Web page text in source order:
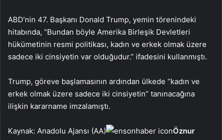
ABD’nin 47. Başkanı Donald Trump, yemin törenindeki
hitabında, “Bundan böyle Amerika Birleşik Devletleri
hükümetinin resmi politikası, kadın ve erkek olmak üzere
sadece iki cinsiyetin var olduğudur.” ifadesini kullanmıştı.
Trump, göreve başlamasının ardından ülkede “kadın ve
erkek olmak üzere sadece iki cinsiyetin” tanınacağına
ilişkin kararname imzalamıştı.
Kaynak: Anadolu Ajansı (AA)
Öznur